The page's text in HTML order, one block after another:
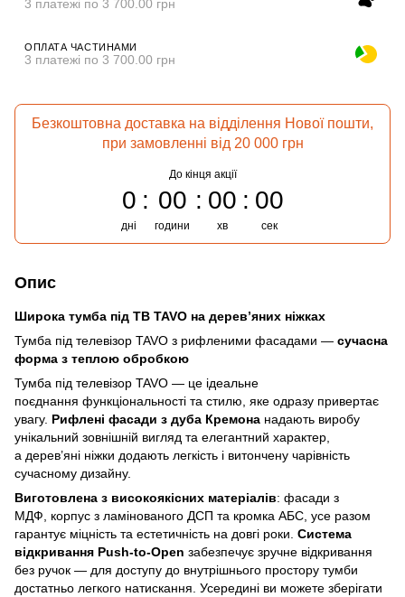
3 платежі по 3 700.00 грн
ОПЛАТА ЧАСТИНАМИ
3 платежі по 3 700.00 грн
Безкоштовна доставка на відділення Нової пошти,
при замовленні від 20 000 грн
До кінця акції
0
дні
00
години
00
хв
00
сек
Опис
Широка тумба під ТВ TAVO на дерев’яних ніжках
Тумба під телевізор TAVO з рифленими фасадами — сучасна
форма з теплою обробкою
Тумба під телевізор TAVO — це ідеальне
поєднання функціональності та стилю, яке одразу привертає
увагу. Рифлені фасади з дуба Кремона надають виробу
унікальний зовнішній вигляд та елегантний характер,
а дерев’яні ніжки додають легкість і витончену чарівність
сучасному дизайну.
Виготовлена з високоякісних матеріалів: фасади з
МДФ, корпус з ламінованого ДСП та кромка АБС, усе разом
гарантує міцність та естетичність на довгі роки. Система
відкривання Push-to-Open забезпечує зручне відкривання
без ручок — для доступу до внутрішнього простору тумби
достатньо легкого натискання. Усередині ви можете зберігати